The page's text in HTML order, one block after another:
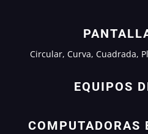
Circular, Curva, Cuadrada,
EQUIPOS
COMPUTADORAS